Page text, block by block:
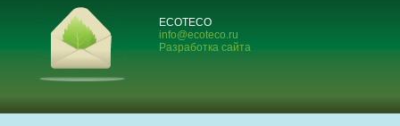
ECOTECO
info@ecoteco.ru
Разработка сайта